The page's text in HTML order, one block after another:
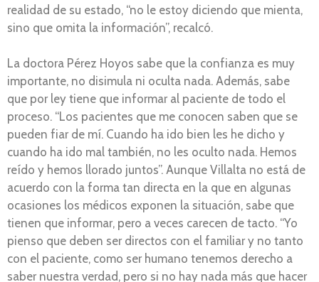
realidad de su estado, “no le estoy diciendo que mienta,
sino que omita la información”, recalcó.
La doctora Pérez Hoyos sabe que la confianza es muy
importante, no disimula ni oculta nada. Además, sabe
que por ley tiene que informar al paciente de todo el
proceso. “Los pacientes que me conocen saben que se
pueden fiar de mí. Cuando ha ido bien les he dicho y
cuando ha ido mal también, no les oculto nada. Hemos
reído y hemos llorado juntos”. Aunque Villalta no está de
acuerdo con la forma tan directa en la que en algunas
ocasiones los médicos exponen la situación, sabe que
tienen que informar, pero a veces carecen de tacto. “Yo
pienso que deben ser directos con el familiar y no tanto
con el paciente, como ser humano tenemos derecho a
saber nuestra verdad, pero si no hay nada más que hacer